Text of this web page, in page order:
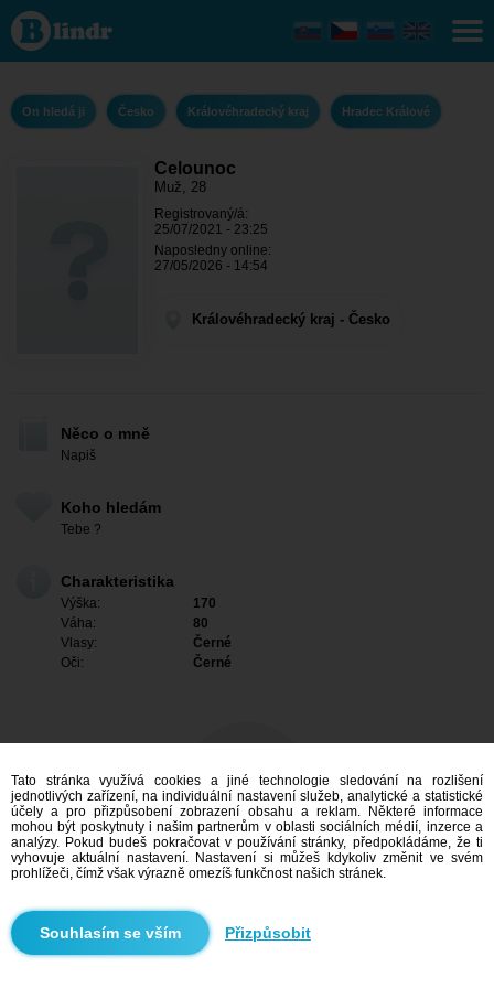
Celounoc - On
hledá ji
Královéhradecký
kraj - Hradec
On hledá ji Česko Královéhradecký kraj Hradec Králové
Celounoc
Muž, 28
Registrovaný/á:
25/07/2021 - 23:25
Naposledny online:
27/05/2026 - 14:54
Královéhradecký kraj - Česko
Něco o mně
Napiš
Koho hledám
Tebe ?
Charakteristika
Výška:
170
Váha:
80
Vlasy:
Černé
Oči:
Černé
Mám zájem
Vyhledávání
Tato stránka využívá cookies a jiné technologie sledování na rozlišení
jednotlivých zařízení, na individuální nastavení služeb, analytické a statistické
účely a pro přizpůsobení zobrazení obsahu a reklam. Některé informace
mohou být poskytnuty i našim partnerům v oblasti sociálních médií, inzerce a
analýzy. Pokud budeš pokračovat v používání stránky, předpokládáme, že ti
vyhovuje aktuální nastavení. Nastavení si můžeš kdykoliv změnit ve svém
prohlížeči, čímž však výrazně omezíš funkčnost našich stránek.
Přizpůsobit